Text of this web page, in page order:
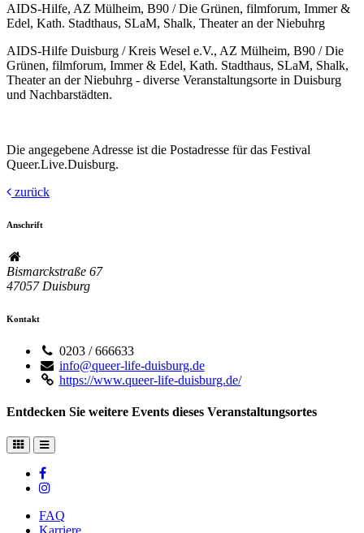
AIDS-Hilfe, AZ Mülheim, B90 / Die Grünen, filmforum, Immer &
Edel, Kath. Stadthaus, SLaM, Shalk, Theater an der Niebuhrg
AIDS-Hilfe Duisburg / Kreis Wesel e.V., AZ Mülheim, B90 / Die
Grünen, filmforum, Immer & Edel, Kath. Stadthaus, SLaM, Shalk,
Theater an der Niebuhrg - diverse Veranstaltungsorte in Duisburg
und Nachbarstädten.
Die angegebene Adresse ist die Postadresse für das Festival
Queer.Live.Duisburg.
zurück
Anschrift
Bismarckstraße 67
47057 Duisburg
Kontakt
0203 / 666633
info@queer-life-duisburg.de
https://www.queer-life-duisburg.de/
Entdecken Sie weitere Events dieses Veranstaltungsortes
FAQ